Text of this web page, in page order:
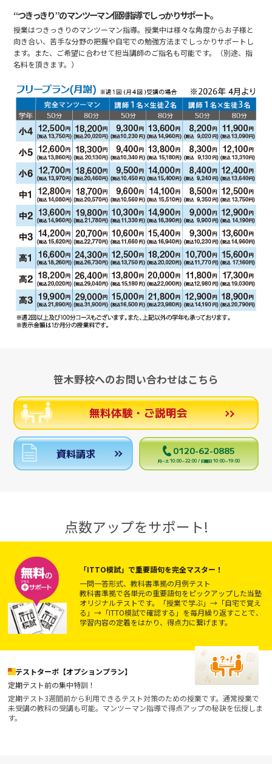
“つきっきり”のマンツーマン個別指導でしっかりサポート。
授業はつきっきりのマンツーマン指導。授業中は様々な角度からお子様と
向き合い、苦手な分野の把握や自宅での勉強方法までしっかりサポートし
ます。また、ご希望に合わせて担当講師のご指名も可能です。（別途、指
名料を頂きます。）
笹木野校へのお問い合わせはこちら
無料体験・ご説明会
資料請求 0120-62-0885
月～土 10:00～22:00 / 日曜日 10:00～19:00
点数アップをサポート!
「ITTO模試」で重要語句を完全マスター！
一問一答形式、教科書準拠の月例テスト
教科書準拠で各単元の重要語句をピックアップした当塾
オリジナルテストです。「授業で学ぶ」→「自宅で覚え
る」→「ITTO模試で確認する」を毎月繰り返すことで、
学習内容の定着をはかり、得点力に繋げます。
テストターボ【オプションプラン】
定期テスト前の集中特訓！
定期テスト3週間前から利用できるテスト対策のための授業です。通常授業で
未受講の教科の受講も可能。マンツーマン指導で得点アップの秘訣を伝授しま
す。